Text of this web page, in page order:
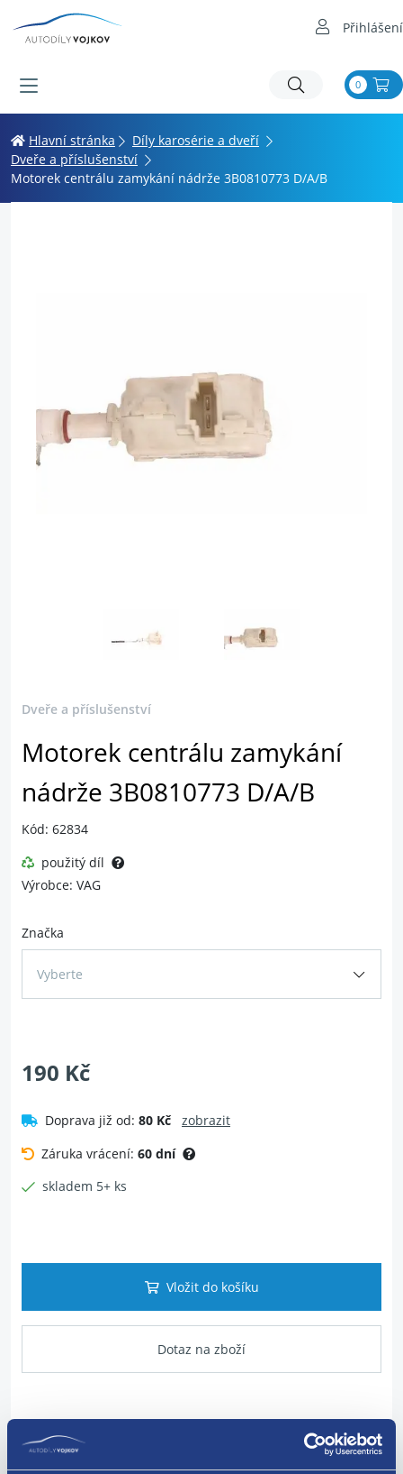
Přihlášení
0
Hlavní stránka
Díly karosérie a dveří
Dveře a příslušenství
Motorek centrálu zamykání nádrže 3B0810773 D/A/B
Dveře a příslušenství
Motorek centrálu zamykání
nádrže 3B0810773 D/A/B
Kód: 62834
použitý díl
Výrobce: VAG
Značka
Vyberte
190 Kč
Doprava již od: 80 Kč
zobrazit
Záruka vrácení: 60 dní
skladem 5+ ks
Vložit do košíku
Dotaz na zboží